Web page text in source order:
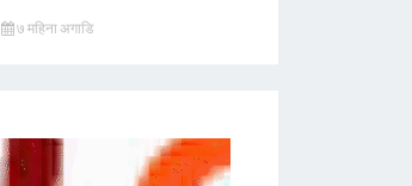
७ महिना अगाडि